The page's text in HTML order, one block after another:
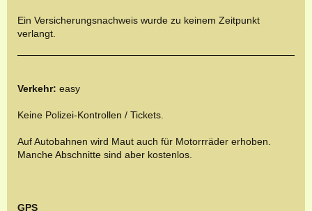
Ein Versicherungsnachweis wurde zu keinem Zeitpunkt
verlangt.
Verkehr: easy
Keine Polizei-Kontrollen / Tickets.
Auf Autobahnen wird Maut auch für Motorrräder erhoben.
Manche Abschnitte sind aber kostenlos.
GPS